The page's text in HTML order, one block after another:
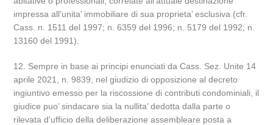
impressa all’unita’ immobiliare di sua proprieta’ esclusiva (cfr.
Cass. n. 1511 del 1997; n. 6359 del 1996; n. 5179 del 1992; n.
13160 del 1991).
12. Sempre in base ai principi enunciati da Cass. Sez. Unite 14
aprile 2021, n. 9839, nel giudizio di opposizione al decreto
ingiuntivo emesso per la riscossione di contributi condominiali, il
giudice puo’ sindacare sia la nullita’ dedotta dalla parte o
rilevata d’ufficio della deliberazione assembleare posta a